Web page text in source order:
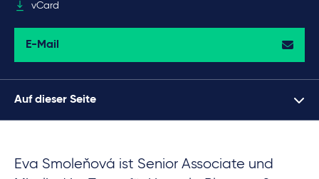
vCard
E-Mail
Auf dieser Seite
Eva Smoleňová ist Senior Associate und